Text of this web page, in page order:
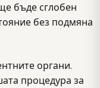
бъде сглобен
без подмяна
органи.
процедура за